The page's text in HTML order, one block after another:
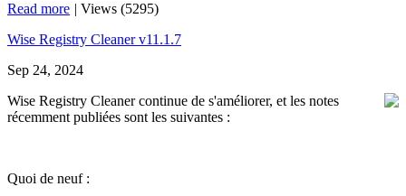
Read more | Views (5295)
Wise Registry Cleaner v11.1.7
Sep 24, 2024
Wise Registry Cleaner continue de s'améliorer, et les notes
récemment publiées sont les suivantes :
Quoi de neuf :